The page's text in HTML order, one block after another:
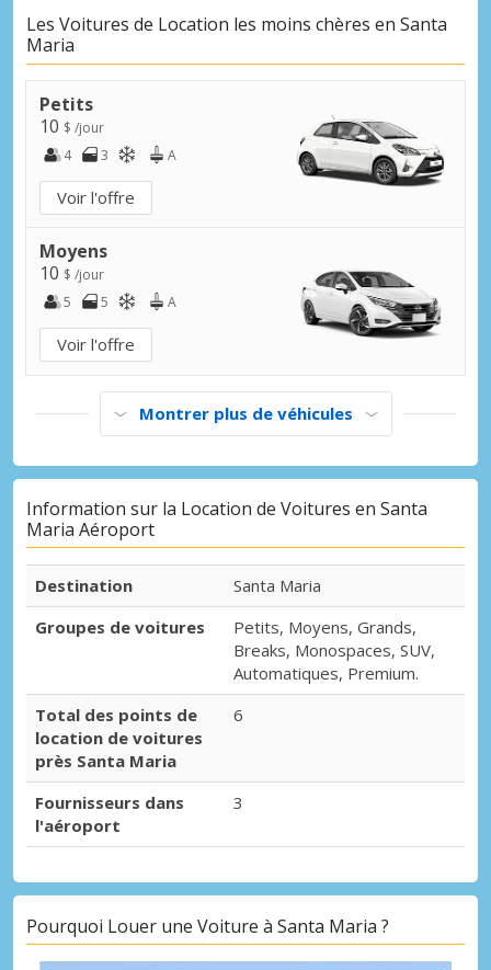
Les Voitures de Location les moins chères en Santa
Maria
Petits
10 $ /jour
4
3 A
Voir l'offre
Moyens
10 $ /jour
5
5 A
Voir l'offre
Montrer plus de véhicules
Information sur la Location de Voitures en Santa
Maria Aéroport
Destination
Santa Maria
Groupes de voitures
Petits, Moyens, Grands,
Breaks, Monospaces, SUV,
Automatiques, Premium.
Total des points de
location de voitures
près Santa Maria
6
Fournisseurs dans
l'aéroport
3
Pourquoi Louer une Voiture à Santa Maria ?